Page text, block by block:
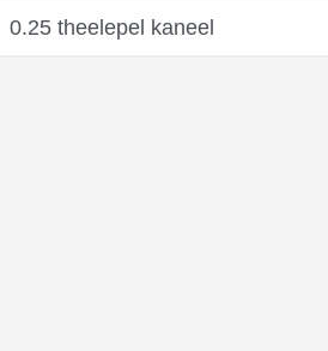
0.25 theelepel kaneel